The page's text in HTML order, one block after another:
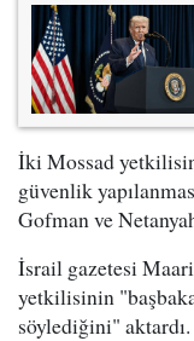
İki Mossad
güvenlik
Gofman ve
İsrail gazetesi
yetkilisinin
söylediğini" aktardı.